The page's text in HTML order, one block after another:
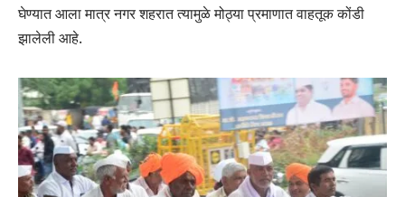
घेण्यात आला मात्र नगर शहरात त्यामुळे मोठ्या प्रमाणात वाहतूक कोंडी
झालेली आहे.